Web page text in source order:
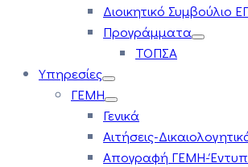
Διοικητικό Συμβούλιο
Προγράμματα
ΤΟΠΣΑ
Υπηρεσίες
ΓΕΜΗ
Γενικά
Αιτήσεις-
Απογραφή ΓΕΜΗ-